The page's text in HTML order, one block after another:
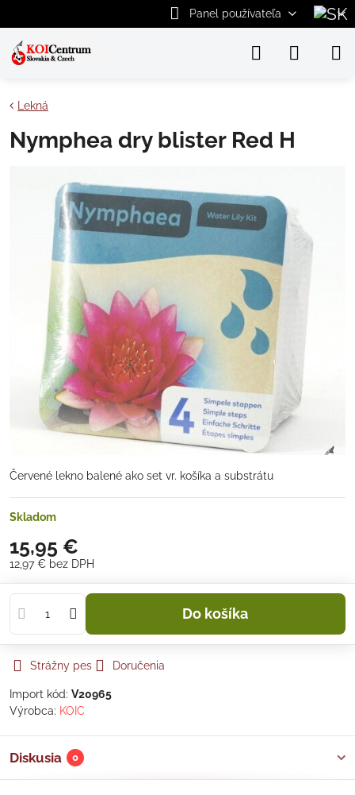
Panel používateľa
Lekná
Nymphea dry blister Red H
Červené lekno balené ako set vr. košíka a substrátu
Skladom
15,95 €
12,97 € bez DPH
Do košíka
Strážny pes Doručenia
Import kód: V20965
Výrobca: KOIC
Diskusia 0